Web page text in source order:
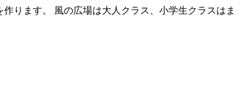
ります。 風の広場は大人クラス、小学生クラスはま